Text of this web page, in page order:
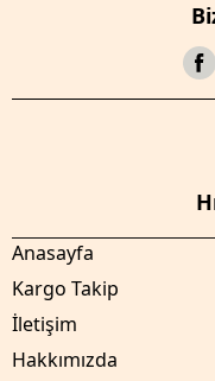
Anasayfa
Kargo Takip
İletişim
Hakkımızda